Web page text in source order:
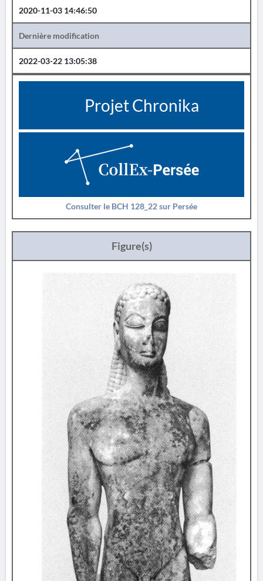
2020-11-03 14:46:50
Dernière modification
2022-03-22 13:05:38
Projet Chronika
Consulter le BCH 128_22 sur Persée
Figure(s)